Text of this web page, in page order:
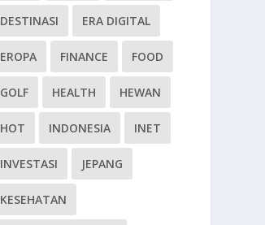
DESTINASI ERA DIGITAL
EROPA FINANCE FOOD
GOLF HEALTH HEWAN
HOT INDONESIA INET
INVESTASI JEPANG
KESEHATAN